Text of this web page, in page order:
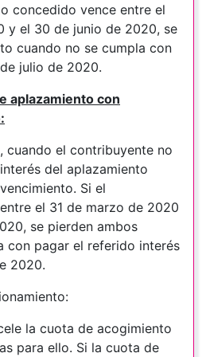
concedido vence entre el
y el 30 de junio de 2020, se
cuando no se cumpla con
julio de 2020.
aplazamiento con
cuando el contribuyente no
del aplazamiento
Si el
el 31 de marzo de 2020
se pierden ambos
con pagar el referido interés
2020.
la cuota de acogimiento
para ello. Si la cuota de